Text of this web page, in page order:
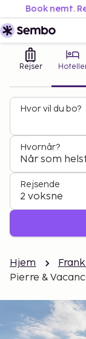
Book nemt.
Rejser
Hvor vil du bo?
Hvornår?
Når som
Rejsende
2 voksne
Hjem
Pierre &